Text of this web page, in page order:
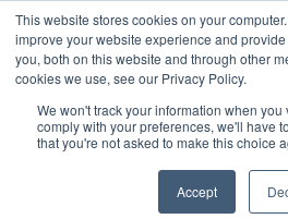
This website stores cookies on your
improve your website experience and
you, both on this website and through other
cookies we use, see our Privacy Policy.
We won't track your information when you
comply with your preferences, we'll have
that you're not asked to make this choice
Accept